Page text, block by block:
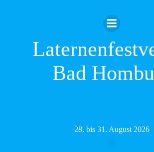
Inhalt
springen
Bad
28. bis 31. August 2026